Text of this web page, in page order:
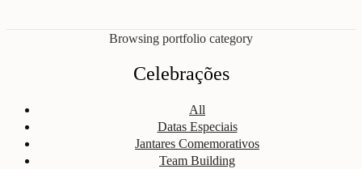
Browsing portfolio category
Celebrações
All
Datas Especiais
Jantares Comemorativos
Team Building